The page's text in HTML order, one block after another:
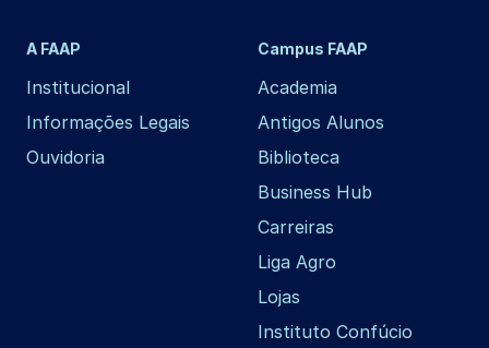
A FAAP
Institucional
Informações Legais
Ouvidoria
Campus FAAP
Academia
Antigos Alunos
Biblioteca
Business Hub
Carreiras
Liga Agro
Lojas
Instituto Confúcio